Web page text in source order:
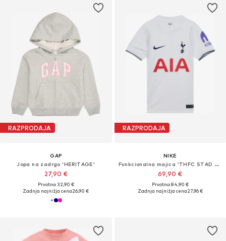
RAZPRODAJA
GAP
Jopa na zadrgo 'HERITAGE'
27,90 €
Prvotno: 32,90 €
Zadnja najnižja cena26,90 €
RAZPRODAJA
NIKE
Funkcionalna majica 'THFC STAD HM'
69,90 €
Prvotno: 84,90 €
Zadnja najnižja cena27,96 €